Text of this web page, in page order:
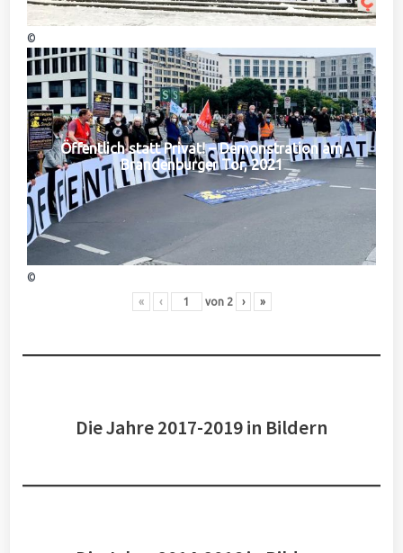
©
Öffentlich statt Privat! – Demonstration am
Brandenburger Tor, 2021
©
« ‹ von 2 › »
Die Jahre 2017-2019 in Bildern